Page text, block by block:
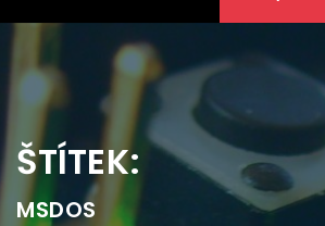
ŠTÍTEK:
MSDOS